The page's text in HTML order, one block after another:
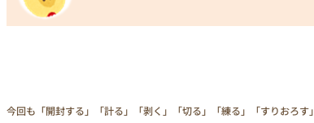
今回も「開封する」「計る」「剥く」「切る」「練る」「すりおろす」